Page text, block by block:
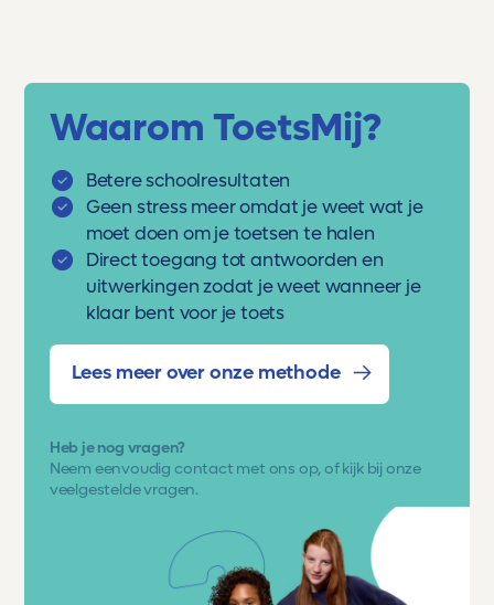
Waarom ToetsMij?
Betere schoolresultaten
Geen stress meer omdat je weet wat je
moet doen om je toetsen te halen
Direct toegang tot antwoorden en
uitwerkingen zodat je weet wanneer je
klaar bent voor je toets
Lees meer over onze methode
Heb je nog vragen?
Neem eenvoudig contact met ons op, of kijk bij onze
veelgestelde vragen.